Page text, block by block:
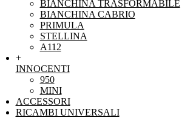
BIANCHINA TRASFORMABILE
BIANCHINA CABRIO
PRIMULA
STELLINA
A112
+
INNOCENTI
950
MINI
ACCESSORI
RICAMBI UNIVERSALI